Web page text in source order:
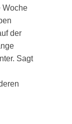
Woche
der
Sagt